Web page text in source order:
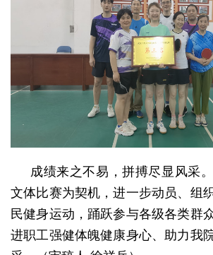
成绩来之不易，拼搏尽显风采
文体比赛为契机，进一步动员、组
民健身运动，踊跃参与各级各类群
进职工强健体魄健康身心、助力我